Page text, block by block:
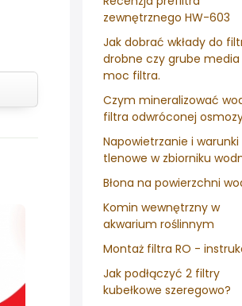
zewnętrznego HW-603
Jak dobrać wkłady do
drobne czy grube media
moc filtra.
Czym mineralizować
filtra odwróconej
Napowietrzanie i warunki
tlenowe w zbiorniku
Błona na powierzchni
Komin wewnętrzny w
akwarium roślinnym
Montaż filtra RO -
Jak podłączyć 2 filtry
kubełkowe szeregowo?